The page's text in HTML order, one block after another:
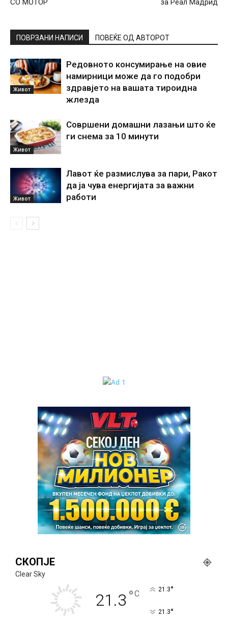
СО МОТОР
за Реал Мадрид
ПОВРЗАНИ НАПИСИ ПОВЕЌЕ ОД АВТОРОТ
Живот
Редовното консумирање на овие
намирници може да го подобри
здравјето на вашата тироидна
жлезда
Живот
Совршени домашни лазањи што ќе
ги снема за 10 минути
Живот
Лавот ќе размислува за пари, Ракот
да ја чува енергијата за важни
работи